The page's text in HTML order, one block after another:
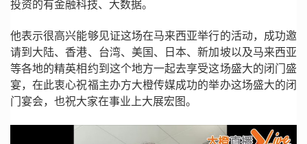
投资的有金融科技、大数据。
他表示很高兴能够见证这场在马来西亚举行的活动，成功邀
请到大陆、香港、台湾、美国、日本、新加坡以及马来西亚
等各地的精英相约到这个地方一起去享受这场盛大的闭门盛
宴，在此衷心祝福主办方大橙传媒成功的举办这场盛大的闭
门宴会，也祝大家在事业上大展宏图。